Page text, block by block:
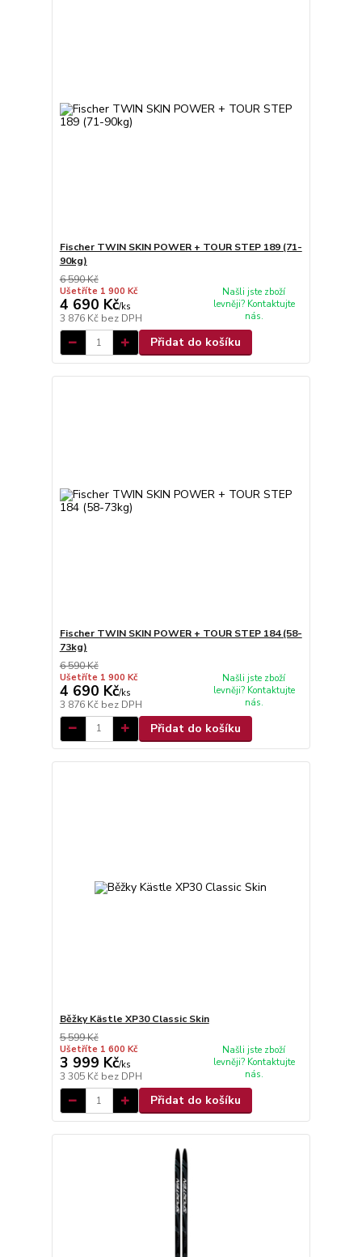
Fischer TWIN SKIN POWER + TOUR STEP 189 (71-
90kg)
6 590 Kč
Ušetříte 1 900 Kč
4 690 Kč/ks
3 876 Kč bez DPH
Našli jste zboží
levněji? Kontaktujte
nás.
Přidat do košíku
Fischer TWIN SKIN POWER + TOUR STEP 184 (58-
73kg)
6 590 Kč
Ušetříte 1 900 Kč
4 690 Kč/ks
3 876 Kč bez DPH
Našli jste zboží
levněji? Kontaktujte
nás.
Přidat do košíku
Běžky Kästle XP30 Classic Skin
5 599 Kč
Ušetříte 1 600 Kč
3 999 Kč/ks
3 305 Kč bez DPH
Našli jste zboží
levněji? Kontaktujte
nás.
Přidat do košíku